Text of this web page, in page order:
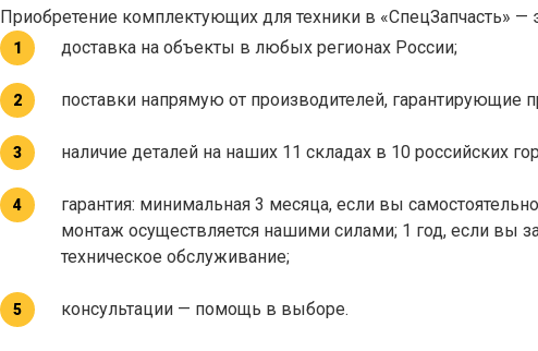
Приобретение комплектующих для техники в «СпецЗапчасть»
доставка на объекты в любых регионах России;
поставки напрямую от производителей,
наличие деталей на наших 11 складах в 10 российских
гарантия: минимальная 3 месяца, если вы
монтаж осуществляется нашими силами; 1 год, если вы
техническое обслуживание;
консультации — помощь в выборе.